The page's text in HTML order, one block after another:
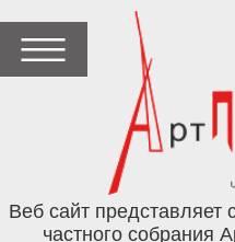
Веб сайт представляет
частного собрания